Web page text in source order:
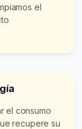
el
el consumo
recupere su